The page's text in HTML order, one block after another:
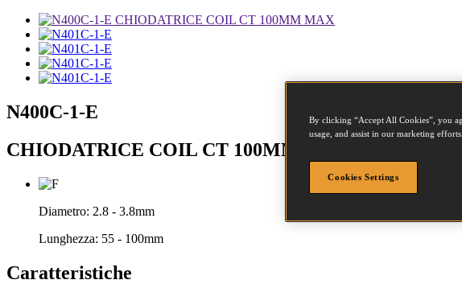
N400C-1-E
CHIODATRICE COIL CT 100MM MAX
Diametro: 2.8 - 3.8mm
Lunghezza: 55 - 100mm
Caratteristiche
By clicking “Accept All Cookies”, you
usage, and assist in our marketing efforts.
Cookies Settings